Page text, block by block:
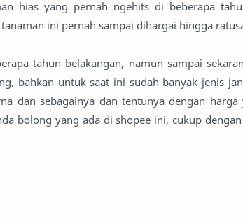
hias yang pernah ngehits di beberapa
ini pernah sampai dihargai hingga
tahun belakangan, namun sampai
bahkan untuk saat ini sudah banyak jenis
dan sebagainya dan tentunya dengan
bolong yang ada di shopee ini, cukup